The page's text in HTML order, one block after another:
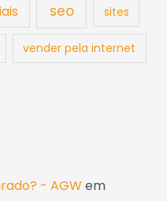
seo sites
vender pela internet
- AGW em